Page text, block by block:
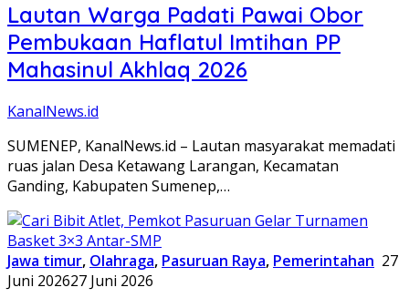
Lautan Warga Padati Pawai Obor
Pembukaan Haflatul Imtihan PP
Mahasinul Akhlaq 2026
KanalNews.id
SUMENEP, KanalNews.id – Lautan masyarakat memadati
ruas jalan Desa Ketawang Larangan, Kecamatan
Ganding, Kabupaten Sumenep,…
Jawa timur, Olahraga, Pasuruan Raya, Pemerintahan 27
Juni 202627 Juni 2026